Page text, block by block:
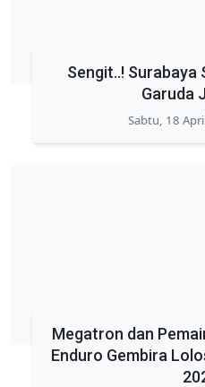
Sengit..! Surabaya
Garuda
Sabtu, 18
Megatron dan
Enduro Gembira